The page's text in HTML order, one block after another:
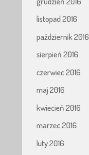
listopad 2016
październik 2016
sierpień 2016
czerwiec 2016
maj 2016
kwiecień 2016
marzec 2016
luty 2016